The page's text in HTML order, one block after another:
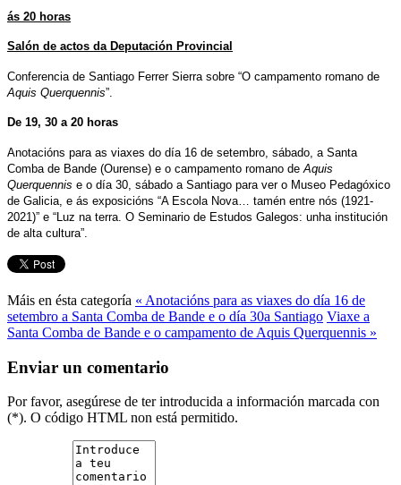
ás 20 horas
Salón de actos da Deputación Provincial
Conferencia de Santiago Ferrer Sierra sobre “O campamento romano de
Aquis Querquennis”.
De 19, 30 a 20 horas
Anotacións para as viaxes do día 16 de setembro, sábado, a Santa
Comba de Bande (Ourense) e o campamento romano de Aquis
Querquennis e o día 30, sábado a Santiago para ver o Museo Pedagóxico
de Galicia, e ás exposicións “A Escola Nova… tamén entre nós (1921-
2021)” e “Luz na terra. O Seminario de Estudos Galegos: unha institución
de alta cultura”.
Máis en ésta categoría « Anotacións para as viaxes do día 16 de
setembro a Santa Comba de Bande e o día 30a Santiago Viaxe a
Santa Comba de Bande e o campamento de Aquis Querquennis »
Enviar un comentario
Por favor, asegúrese de ter introducida a información marcada con
(*). O código HTML non está permitido.